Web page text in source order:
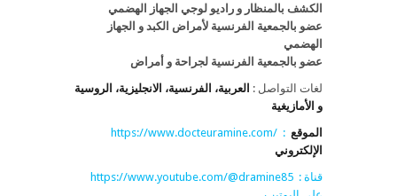
الكشف بالمنظار و راديو لوجي الجهاز الهضمي
عضو بالجمعية الفرنسية لأمراض الكبد و الجهاز
الهضمي
عضو بالجمعية الفرنسية لجراحة و أمراض
لغات التواصل : العربية، الفرنسية، الانجليزية، الروسية
و الأمازيغية
https://www.docteuramine.com/ : الموقع
الإلكتروني
https://www.youtube.com/@dramine85 : قناة